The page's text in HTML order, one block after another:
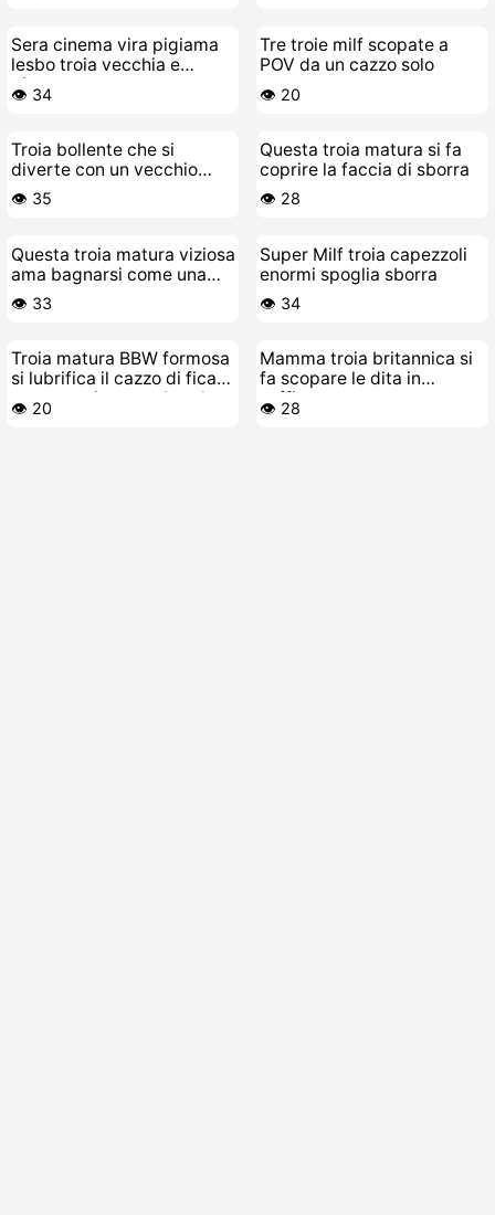
Sera cinema vira pigiama
lesbo troia vecchia e
giovane
👁️ 34
Tre troie milf scopate a
POV da un cazzo solo
👁️ 20
Troia bollente che si
diverte con un vecchio
porco
👁️ 35
Questa troia matura si fa
coprire la faccia di sborra
👁️ 28
Questa troia matura viziosa
ama bagnarsi come una
fontana
👁️ 33
Super Milf troia capezzoli
enormi spoglia sborra
👁️ 34
Troia matura BBW formosa
si lubrifica il cazzo di fica
grassa e si scopa da sola
👁️ 20
Mamma troia britannica si
fa scopare le dita in
soffitta
👁️ 28